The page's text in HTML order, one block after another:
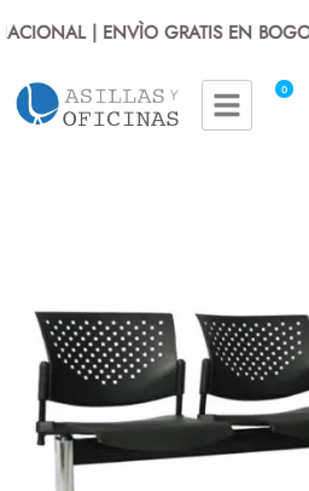
| ENVÌO GRATIS EN
0